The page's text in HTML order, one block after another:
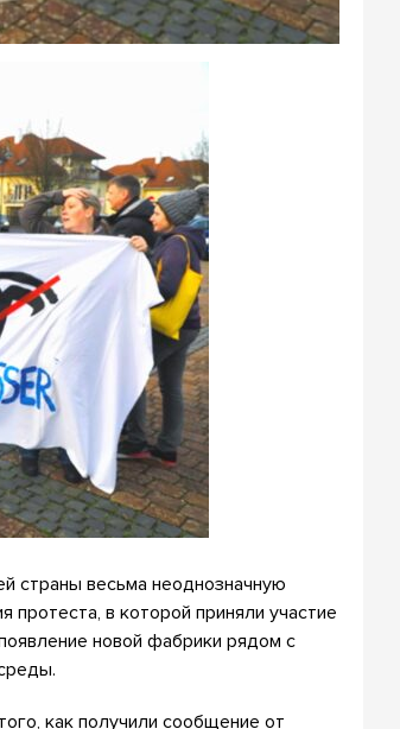
страны весьма неоднозначную
в которой приняли участие
новой фабрики рядом с
как получили сообщение от